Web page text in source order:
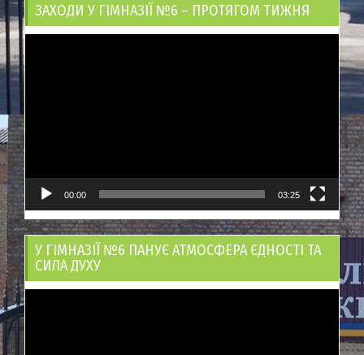
ЗАХОДИ У ГІМНАЗІЇ №6 – ПРОТЯГОМ ТИЖНЯ
00:00 03:25
У ГІМНАЗІЇ №6 ПАНУЄ АТМОСФЕРА ЄДНОСТІ ТА
СИЛА ДУХУ